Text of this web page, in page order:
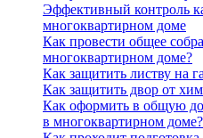
Эффективный контроль
многоквартирном доме
Как провести общее
многоквартирном доме?
Как защитить листву на
Как защитить двор от
Как оформить в общую
в многоквартирном доме?